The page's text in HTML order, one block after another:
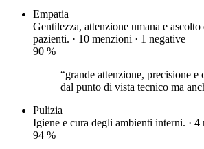
Empatia
Gentilezza, attenzione umana e ascolto
pazienti. · 10 menzioni · 1 negative
90 %
“grande attenzione, precisione e
dal punto di vista tecnico ma
Pulizia
Igiene e cura degli ambienti interni. · 4
94 %